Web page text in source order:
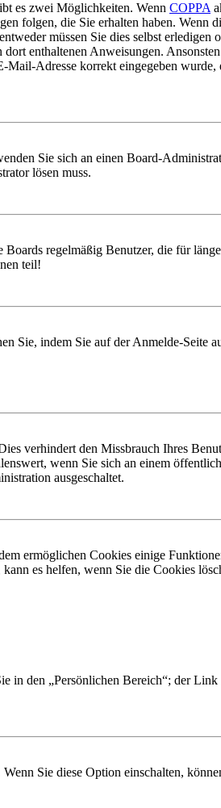
es zwei Möglichkeiten. Wenn COPPA
folgen, die Sie erhalten haben. Wenn
müssen Sie dies selbst erledigen
enthaltenen Anweisungen.
Adresse korrekt eingegeben wurde,
Sie sich an einen Board-
lösen muss.
regelmäßig Benutzer, die für
teil!
Sie, indem Sie auf der Anmelde-Seite
verhindert den Missbrauch Ihres
wenn Sie sich an einem
ausgeschaltet.
ermöglichen Cookies einige
es helfen, wenn Sie die Cookies
in den „Persönlichen Bereich“; der
Sie diese Option einschalten,